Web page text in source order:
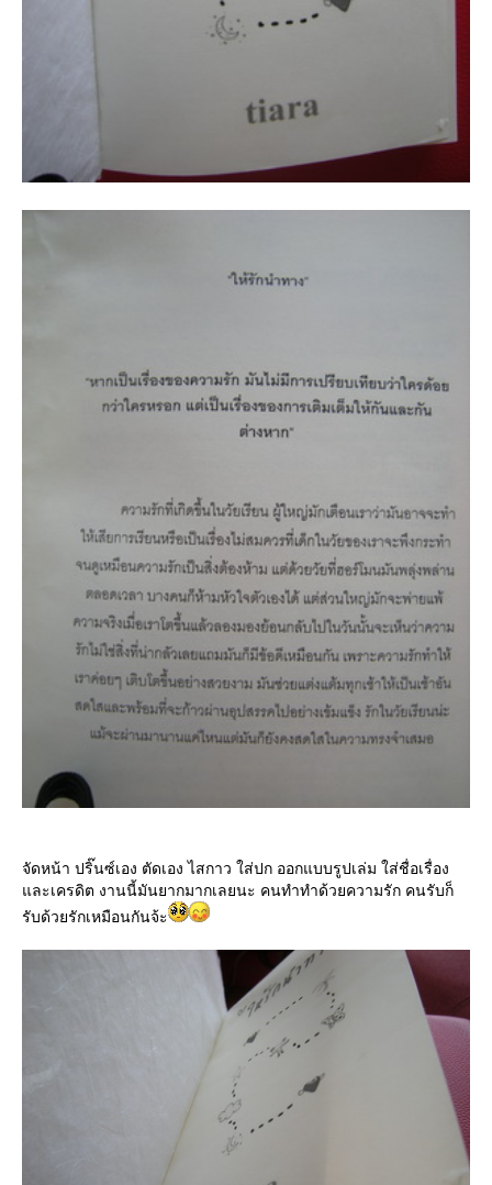
จัดหน้า ปริ๊นซ์เอง ตัดเอง ไสกาว ใส่ปก ออกแบบรูปเล่ม ใส่ชื่อเรื่อง
ละเครดิต งานนี้มันยากมากเลยนะ คนทำทำด้วยความรัก คนรับก็
รับด้วยรักเหมือนกันจ้ะ